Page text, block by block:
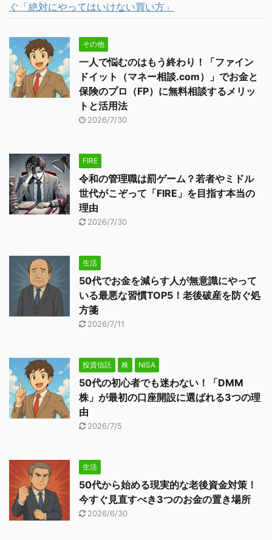
ぐ「絶対にやってはいけない買い方」
その他
一人で悩むのはもう終わり！「ファイン
ドイット（マネー相談.com）」でお金と
保険のプロ（FP）に無料相談するメリッ
トと活用法
2026/7/30
FIRE
令和の管理職は罰ゲーム？若者やミドル
世代がこぞって「FIRE」を目指す本当の
理由
2026/7/30
生活
50代でお金を減らす人が無意識にやって
いる最悪な習慣TOP5！老後破産を防ぐ処
方箋
2026/7/11
投資信託 株 NISA
50代の初心者でも迷わない！「DMM
株」が最初の口座開設に選ばれる3つの理
由
2026/7/5
生活
50代から始める現実的な老後資金対策！
今すぐ見直すべき3つのお金の置き場所
2026/6/30